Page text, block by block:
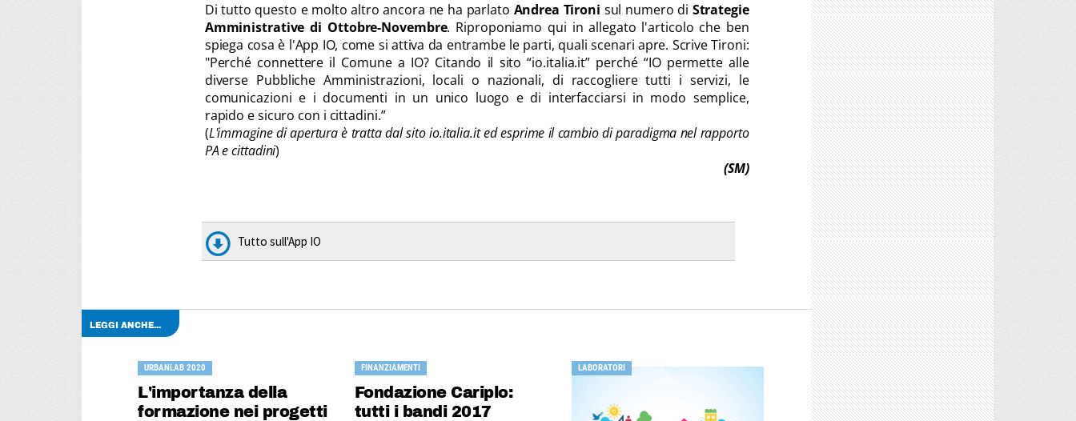
Di tutto questo e molto altro ancora ne ha parlato Andrea Tironi sul numero di Strategie
Amministrative di Ottobre-Novembre. Riproponiamo qui in allegato l'articolo che ben
spiega cosa è l'App IO, come si attiva da entrambe le parti, quali scenari apre. Scrive Tironi:
"Perché connettere il Comune a IO? Citando il sito “io.italia.it” perché “IO permette alle
diverse Pubbliche Amministrazioni, locali o nazionali, di raccogliere tutti i servizi, le
comunicazioni e i documenti in un unico luogo e di interfacciarsi in modo semplice,
rapido e sicuro con i cittadini.”
(L'immagine di apertura è tratta dal sito io.italia.it ed esprime il cambio di paradigma nel rapporto
PA e cittadini)
(SM)
Tutto sull'App IO
LEGGI ANCHE...
URBANLAB 2020
L'importanza della
formazione nei progetti
FINANZIAMENTI
Fondazione Cariplo:
tutti i bandi 2017
LABORATORI